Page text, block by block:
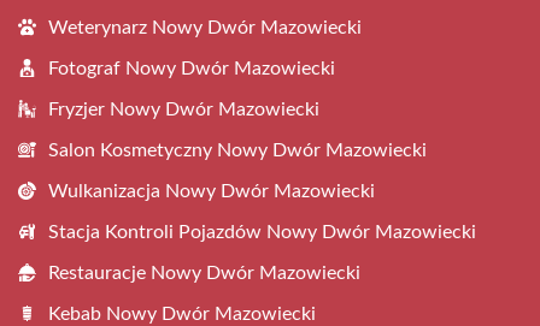
Weterynarz Nowy Dwór Mazowiecki
Fotograf Nowy Dwór Mazowiecki
Fryzjer Nowy Dwór Mazowiecki
Salon Kosmetyczny Nowy Dwór Mazowiecki
Wulkanizacja Nowy Dwór Mazowiecki
Stacja Kontroli Pojazdów Nowy Dwór Mazowiecki
Restauracje Nowy Dwór Mazowiecki
Kebab Nowy Dwór Mazowiecki